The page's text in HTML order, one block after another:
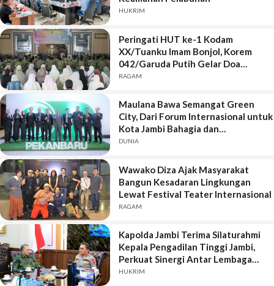
HUKRIM
Peringati HUT ke-1 Kodam
XX/Tuanku Imam Bonjol, Korem
042/Garuda Putih Gelar Doa
Bersama
RAGAM
Maulana Bawa Semangat Green
City, Dari Forum Internasional untuk
Kota Jambi Bahagia dan
Berkelanjutan
DUNIA
Wawako Diza Ajak Masyarakat
Bangun Kesadaran Lingkungan
Lewat Festival Teater Internasional
RAGAM
Kapolda Jambi Terima Silaturahmi
Kepala Pengadilan Tinggi Jambi,
Perkuat Sinergi Antar Lembaga
Penegak Hukum
HUKRIM